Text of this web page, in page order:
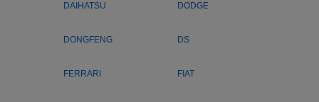
DAIHATSU DODGE
DONGFENG DS
FERRARI FIAT